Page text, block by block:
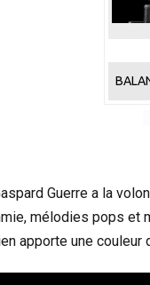
Guerre a la
mélodies pops et
apporte une